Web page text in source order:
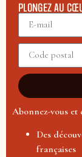
PLONGEZ AU
Abonnez-vous et
Des
françaises